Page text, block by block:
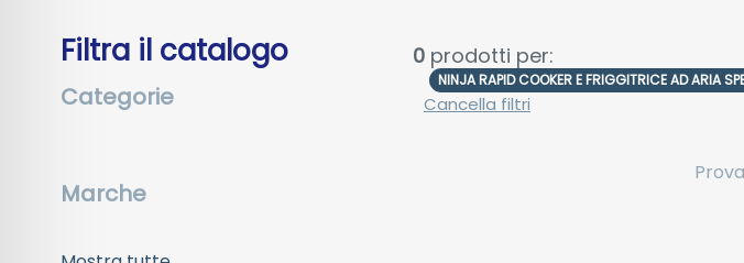
Filtra il catalogo
Categorie
Marche
0 prodotti per:
NINJA RAPID COOKER E FRIGGITRICE AD ARIA
Cancella filtri